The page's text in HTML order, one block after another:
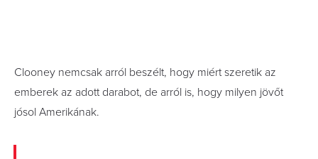
Clooney nemcsak arról beszélt, hogy miért szeretik az
emberek az adott darabot, de arról is, hogy milyen jövőt
jósol Amerikának.